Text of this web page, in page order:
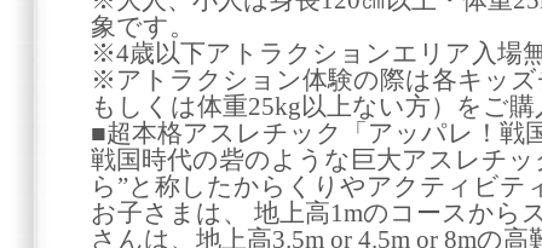
象です。
※4歳以下アトラクションエリア入場
※アトラクション体験の際は各キッズ
もしくは体重25kg以上ない方）をご
■超本格アスレチック「アッパレ！戦
戦国時代の砦のような巨大アスレチ
ら”と称したからくりやアクティビテ
お子さまは、 地上高1mのコースから
さんは、地上高3.5m or 4.5m or 8mの